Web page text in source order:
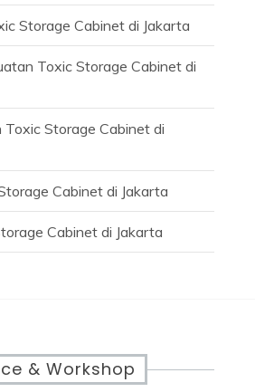
Storage Cabinet di Jakarta
Toxic Storage Cabinet di
Toxic Storage Cabinet di
Cabinet di Jakarta
Cabinet di Jakarta
& Workshop